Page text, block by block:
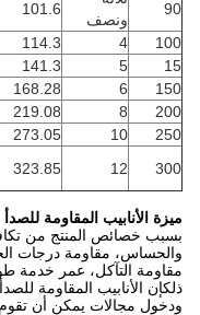
90
ونصف
101.6
100
4
114.3
15
5
141.3
150
168.28
200
219.08
250
10
273.05
300
12
323.85
ميزة الأنابيب المقاومة للصدأ
بسبب خصائص المنتج من
والحساس، مقاومة درجات
مقاومة التآكل، عمر خدمة
ذلكإن الأنابيب المقاومة
ودخول مجالات يمكن أن تقوم